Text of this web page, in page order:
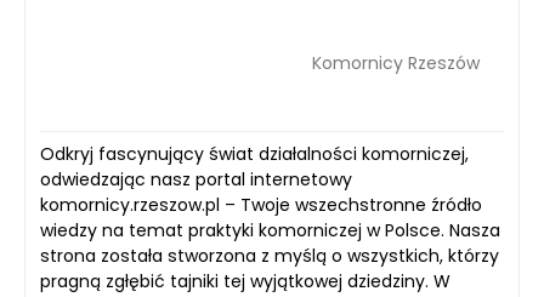
Komornicy Rzeszów
Odkryj fascynujący świat działalności komorniczej,
odwiedzając nasz portal internetowy
komornicy.rzeszow.pl – Twoje wszechstronne źródło
wiedzy na temat praktyki komorniczej w Polsce. Nasza
strona została stworzona z myślą o wszystkich, którzy
pragną zgłębić tajniki tej wyjątkowej dziedziny. W